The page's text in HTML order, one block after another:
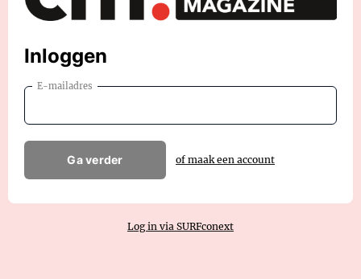
Inloggen
E-mailadres
Ga verder of maak een account
Log in via SURFconext